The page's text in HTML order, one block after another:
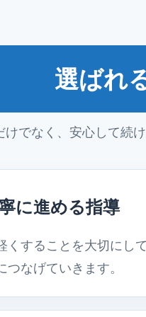
選ばれ
けでなく、安心して続
に進める指導
くすることを大切にし
なげていきます。